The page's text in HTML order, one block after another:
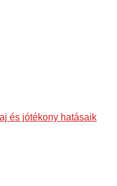
és jótékony hatásaik